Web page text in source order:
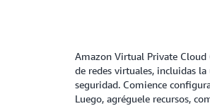
Amazon Virtual Private
de redes virtuales, incluidas
seguridad. Comience
Luego, agréguele recursos,